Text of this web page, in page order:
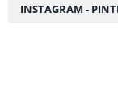
INSTAGRAM -